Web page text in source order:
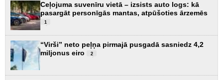
Ceļojuma suvenīru vietā – izsists auto logs: kā
pasargāt personīgās mantas, atpūšoties ārzemēs
1
“Virši” neto peļņa pirmajā pusgadā sasniedz 4,2
miljonus eiro
2